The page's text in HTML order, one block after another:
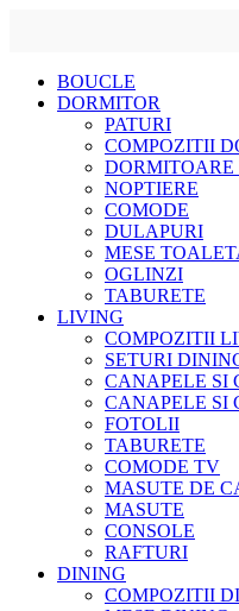
content
BOUCLE
DORMITOR
PATURI
COMPOZITII
DORMITOARE
NOPTIERE
COMODE
DULAPURI
MESE
OGLINZI
TABURETE
LIVING
COMPOZITII
SETURI
CANAPELE SI
CANAPELE SI
FOTOLII
TABURETE
COMODE TV
MASUTE DE
MASUTE
CONSOLE
RAFTURI
DINING
COMPOZITII